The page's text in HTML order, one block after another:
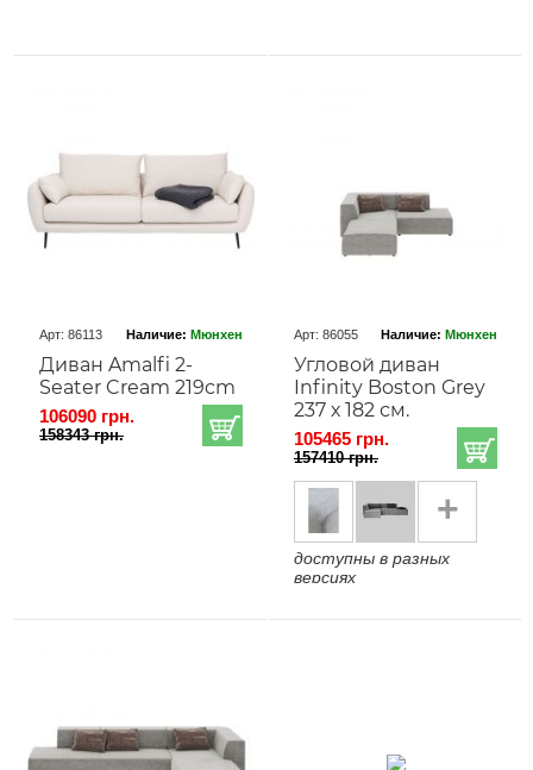
Арт: 86113 Наличие: Мюнхен
Диван Amalfi 2-
Seater Cream 219cm
106090 грн.
158343 грн.
Арт: 86055 Наличие: Мюнхен
Угловой диван
Infinity Boston Grey
237 х 182 см.
105465 грн.
157410 грн.
+
доступны в разных
версиях